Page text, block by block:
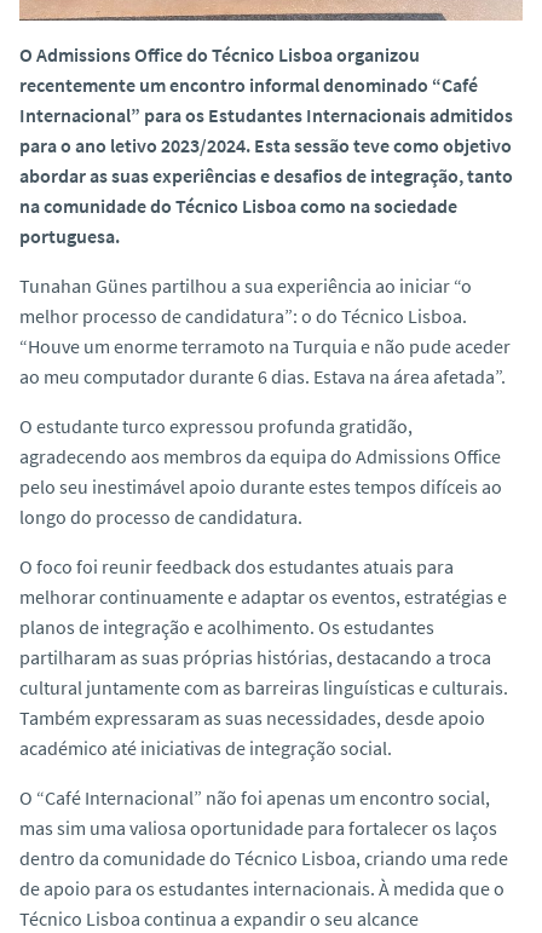
O Admissions Office do Técnico Lisboa organizou
recentemente um encontro informal denominado “Café
Internacional” para os Estudantes Internacionais admitidos
para o ano letivo 2023/2024. Esta sessão teve como objetivo
abordar as suas experiências e desafios de integração, tanto
na comunidade do Técnico Lisboa como na sociedade
portuguesa.
Tunahan Günes partilhou a sua experiência ao iniciar “o
melhor processo de candidatura”: o do Técnico Lisboa.
“Houve um enorme terramoto na Turquia e não pude aceder
ao meu computador durante 6 dias. Estava na área afetada”.
O estudante turco expressou profunda gratidão,
agradecendo aos membros da equipa do Admissions Office
pelo seu inestimável apoio durante estes tempos difíceis ao
longo do processo de candidatura.
O foco foi reunirfeedbackdos estudantes atuais para
melhorar continuamente e adaptar os eventos, estratégias e
planos de integração e acolhimento. Os estudantes
partilharam as suas próprias histórias, destacando a troca
cultural juntamente com as barreiras linguísticas e culturais.
Também expressaram as suas necessidades, desde apoio
académico até iniciativas de integração social.
O “Café Internacional” não foi apenas um encontro social,
mas sim uma valiosa oportunidade para fortalecer os laços
dentro da comunidade do Técnico Lisboa, criando uma rede
de apoio para os estudantes internacionais. À medida que o
Técnico Lisboa continua a expandir o seu alcance